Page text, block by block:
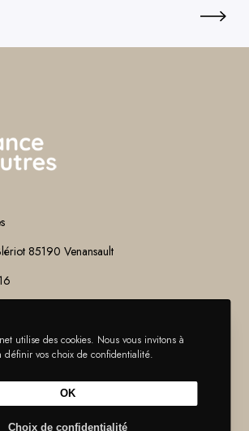
85190 Venansault
recrute
en recherche de nouvelles personnes
ses équipes.
utilise des cookies. Nous vous invitons à
définir vos choix de confidentialité.
Choix de confidentialité
OK